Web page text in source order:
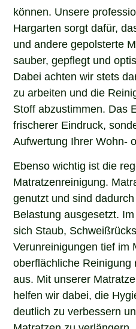
können. Unsere
Hargarten sorgt dafür,
und andere gepolsterte
sauber, gepflegt und
Dabei achten wir stets
zu arbeiten und die
Stoff abzustimmen. Das
frischerer Eindruck,
Aufwertung Ihrer Wohn-
Ebenso wichtig ist die
Matratzenreinigung.
genutzt und sind
Belastung ausgesetzt.
sich Staub,
Verunreinigungen tief im
oberflächliche Reinigung
aus. Mit unserer
helfen wir dabei, die
deutlich zu verbessern
Matratzen zu verlängern.